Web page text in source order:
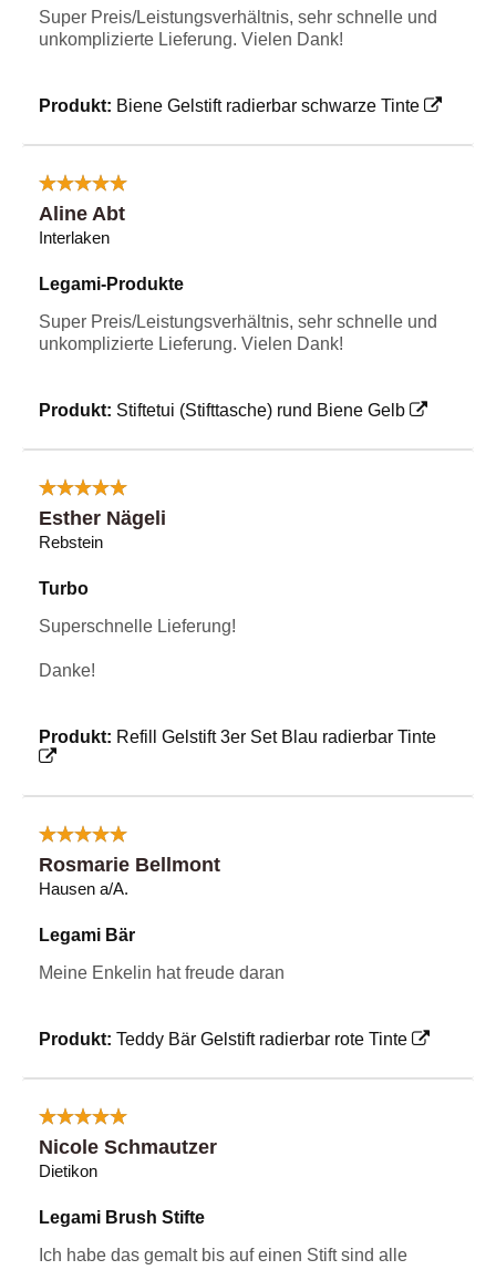
Super Preis/Leistungsverhältnis, sehr schnelle und
unkomplizierte Lieferung. Vielen Dank!
Produkt: Biene Gelstift radierbar schwarze Tinte
Aline Abt
Interlaken
Legami-Produkte
Super Preis/Leistungsverhältnis, sehr schnelle und
unkomplizierte Lieferung. Vielen Dank!
Produkt: Stiftetui (Stifttasche) rund Biene Gelb
Esther Nägeli
Rebstein
Turbo
Superschnelle Lieferung!
Danke!
Produkt: Refill Gelstift 3er Set Blau radierbar Tinte
Rosmarie Bellmont
Hausen a/A.
Legami Bär
Meine Enkelin hat freude daran
Produkt: Teddy Bär Gelstift radierbar rote Tinte
Nicole Schmautzer
Dietikon
Legami Brush Stifte
Ich habe das gemalt bis auf einen Stift sind alle